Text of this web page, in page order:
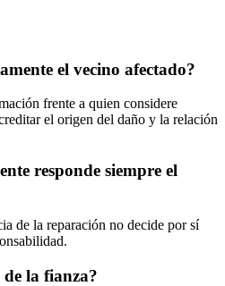
el vecino afectado?
frente a quien considere
el origen del daño y la relación
responde siempre el
de la reparación no decide por sí
la fianza?